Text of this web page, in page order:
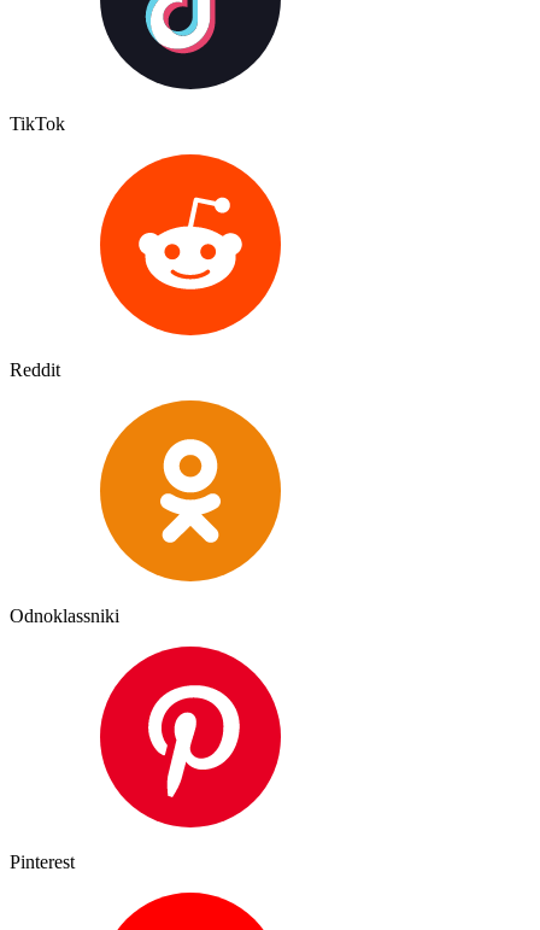
TikTok
Reddit
Odnoklassniki
Pinterest